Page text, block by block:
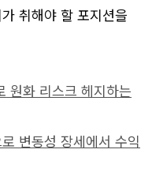
취해야 할 포지션을
원화 리스크 헤지하는
변동성 장세에서 수익